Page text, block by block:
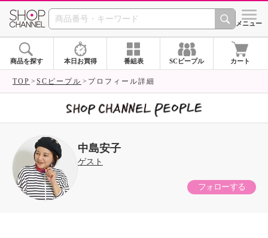
SHOP CHANNEL シメニュー
商品を探す 本日お買得 番組表 SCピープル カート
TOP SCピープル プロフィール詳細
中島安子
ゲスト
フォローする